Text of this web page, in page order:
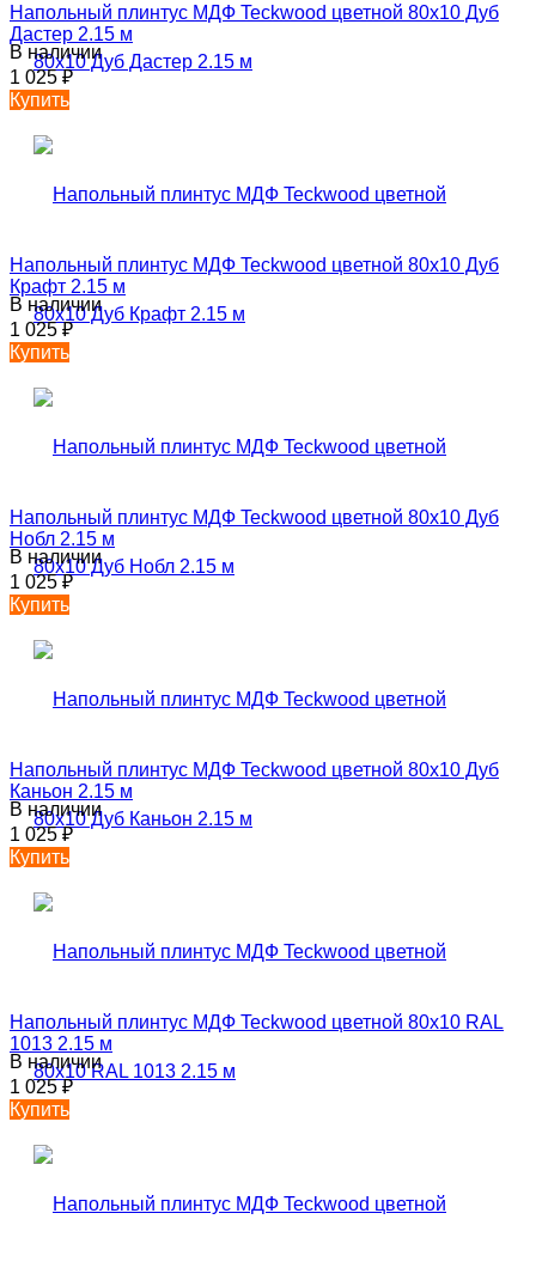
Напольный плинтус МДФ Teckwood цветной 80х10 Дуб
Дастер 2.15 м
В наличии
1 025₽
Купить
Напольный плинтус МДФ Teckwood цветной 80х10 Дуб
Крафт 2.15 м
В наличии
1 025₽
Купить
Напольный плинтус МДФ Teckwood цветной 80х10 Дуб
Нобл 2.15 м
В наличии
1 025₽
Купить
Напольный плинтус МДФ Teckwood цветной 80х10 Дуб
Каньон 2.15 м
В наличии
1 025₽
Купить
Напольный плинтус МДФ Teckwood цветной 80х10 RAL
1013 2.15 м
В наличии
1 025₽
Купить